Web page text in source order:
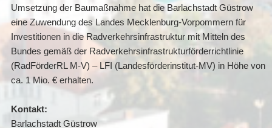
Umsetzung der Baumaßnahme hat die Barlachstadt Güstrow
eine Zuwendung des Landes Mecklenburg-Vorpommern für
Investitionen in die Radverkehrsinfrastruktur mit Mitteln des
Bundes gemäß der Radverkehrsinfrastrukturförderrichtlinie
(RadFörderRL M-V) – LFI (Landesförderinstitut-MV) in Höhe von
ca. 1 Mio. € erhalten.
Kontakt:
Barlachstadt Güstrow